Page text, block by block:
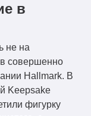
в
не на
совершенно
Hallmark. В
Keepsake
фигурку